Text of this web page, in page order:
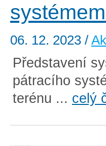
06. 12. 2023 /
Představení
pátracího
terénu ... celý